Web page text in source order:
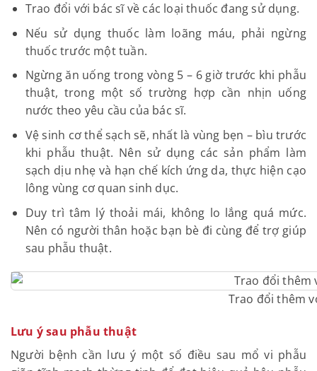
Trao đổi với bác sĩ về các loại thuốc đang sử dụng.
Nếu sử dụng thuốc làm loãng máu, phải ngừng
thuốc trước một tuần.
Ngừng ăn uống trong vòng 5 – 6 giờ trước khi phẫu
thuật, trong một số trường hợp cần nhịn uống
nước theo yêu cầu của bác sĩ.
Vệ sinh cơ thể sạch sẽ, nhất là vùng bẹn – bìu trước
khi phẫu thuật. Nên sử dụng các sản phẩm làm
sạch dịu nhẹ và hạn chế kích ứng da, thực hiện cạo
lông vùng cơ quan sinh dục.
Duy trì tâm lý thoải mái, không lo lắng quá mức.
Nên có người thân hoặc bạn bè đi cùng để trợ giúp
sau phẫu thuật.
Trao đổi thêm
Lưu ý sau phẫu thuật
Người bệnh cần lưu ý một số điều sau mổ vi phẫu